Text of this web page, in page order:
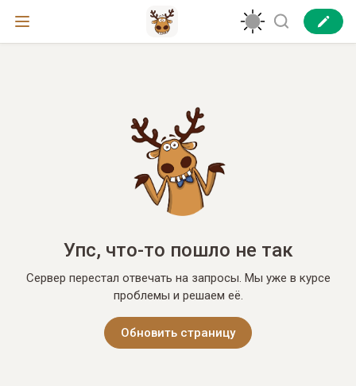
Упс, что-то пошло не так
Сервер перестал отвечать на запросы. Мы уже в курсе
проблемы и решаем её.
Обновить страницу